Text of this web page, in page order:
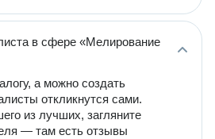
в сфере «Мелирование
а можно создать
откликнутся сами.
из лучших, загляните
— там есть отзывы